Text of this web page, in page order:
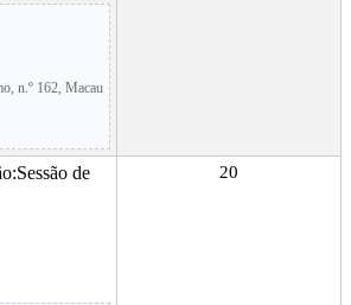
n.º 162, Macau
de
20